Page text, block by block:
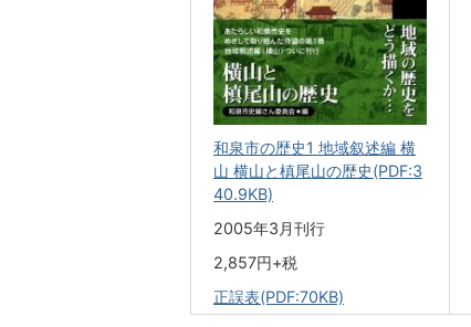
和泉市の歴史1 地域叙述編 横
山 横山と槙尾山の歴史(PDF:3
40.9KB)
2005年3月刊行
2,857円+税
正誤表(PDF:70KB)